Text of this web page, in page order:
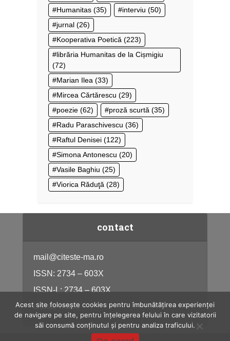
Humanitas (35) interviu (50)
jurnal (26)
Kooperativa Poetică (223)
librăria Humanitas de la Cișmigiu
(72)
Marian Ilea (33)
Mircea Cărtărescu (29)
poezie (62) proză scurtă (35)
Radu Paraschivescu (36)
Raftul Denisei (122)
Simona Antonescu (20)
Vasile Baghiu (25)
Viorica Răduţă (28)
contact
mail@citeste-ma.ro
ISSN: 2734 – 603X
ISSN-L: 2734 – 603X
citeste-ma.ro
Acest site folosește cookies pentru îmbunătățirea experienței
de navigare pe site, pentru înțelegerea felului în care vizitatorii
săi consumă conținutul și pentru analiza traficului.